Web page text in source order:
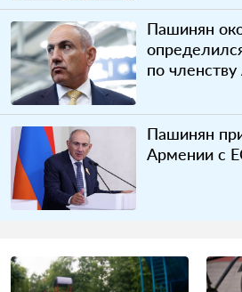
Пашинян
по
Пашинян
Армении с